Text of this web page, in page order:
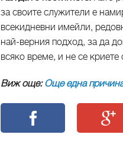
за своите служители е
всекидневни имейли,
най-верния подход, за да
всяко време, и не се криете
Виж още:Още една